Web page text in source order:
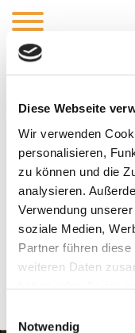
Diese Webseite
Wir verwenden
personalisieren,
zu können und die
analysieren.
Verwendung
soziale Medien,
Partner führen
weiteren Daten
Notwendig
Hybrid
0.006 (
Oak aged
Scheurebe grapes
ABV: 6% IBU: